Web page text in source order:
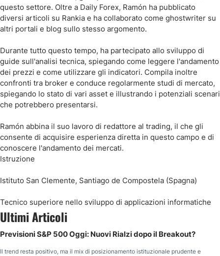
questo settore. Oltre a Daily Forex, Ramón ha pubblicato
diversi articoli su Rankia e ha collaborato come ghostwriter su
altri portali e blog sullo stesso argomento.
Durante tutto questo tempo, ha partecipato allo sviluppo di
guide sull'analisi tecnica, spiegando come leggere l'andamento
dei prezzi e come utilizzare gli indicatori. Compila inoltre
confronti tra broker e conduce regolarmente studi di mercato,
spiegando lo stato di vari asset e illustrando i potenziali scenari
che potrebbero presentarsi.
Ramón abbina il suo lavoro di redattore al trading, il che gli
consente di acquisire esperienza diretta in questo campo e di
conoscere l'andamento dei mercati.
Istruzione
Istituto San Clemente, Santiago de Compostela (Spagna)
Tecnico superiore nello sviluppo di applicazioni informatiche
Ultimi Articoli
Previsioni S&P 500 Oggi: Nuovi Rialzi dopo il Breakout?
Il trend resta positivo, ma il mix di posizionamento istituzionale prudente e